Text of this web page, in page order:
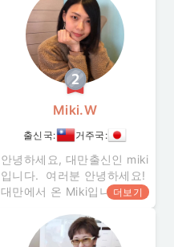
Miki.W
출신국: 거주국:
안녕하세요, 대만출신인 miki
입니다. 여러분 안녕하세요!
대만에서 온 Miki입니다. 저
드는 것을 좋아합니다. 2012
년부터 일본사람과 결혼한
더보기